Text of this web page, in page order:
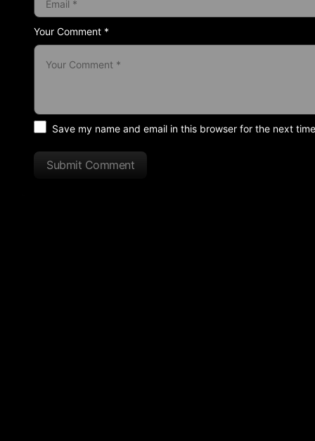
Your Comment *
Save my name and email in this browser for the next
Submit Comment